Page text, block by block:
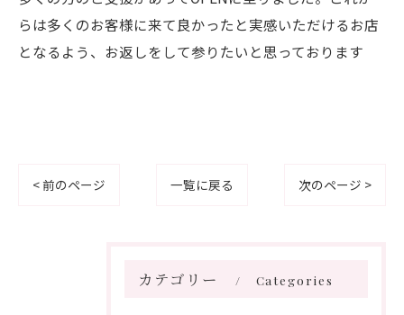
らは多くのお客様に来て良かったと実感いただけるお店
となるよう、お返しをして参りたいと思っております
< 前のページ 一覧に戻る 次のページ >
カテゴリー Categories